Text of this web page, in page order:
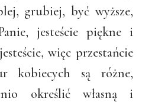
grubiej, być wyższe,
jesteście piękne i
więc przestańcie
kobiecych są różne,
określić własną i